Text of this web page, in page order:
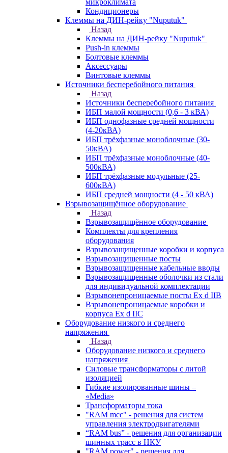
микроклимата
Кондиционеры
Клеммы на ДИН-рейку "Nuputuk"
Назад
Клеммы на ДИН-рейку "Nuputuk"
Push-in клеммы
Болтовые клеммы
Аксессуары
Винтовые клеммы
Источники бесперебойного питания
Назад
Источники бесперебойного питания
ИБП малой мощности (0,6 - 3 кВА)
ИБП однофазные средней мощности
(4-20кВА)
ИБП трёхфазные моноблочные (30-
50кВА)
ИБП трёхфазные моноблочные (40-
500кВА)
ИБП трёхфазные модульные (25-
600кВА)
ИБП средней мощности (4 - 50 кВА)
Взрывозащищённое оборудование
Назад
Взрывозащищённое оборудование
Комплекты для крепления
оборудования
Взрывозащищенные коробки и корпуса
Взрывозащищенные посты
Взрывозащищенные кабельные вводы
Взрывозащищенные оболочки из стали
для индивидуальной комплектации
Взрывонепроницаемые посты Ex d IIB
Взрывонепроницаемые коробки и
корпуса Ex d IIС
Оборудование низкого и среднего
напряжения
Назад
Оборудование низкого и среднего
напряжения
Силовые трансформаторы с литой
изоляцией
Гибкие изолированные шины –
«Media»
Трансформаторы тока
"RAM mcc" - решения для систем
управления электродвигателями
“RAM bus” - решения для организации
шинных трасс в НКУ
"RAM power" - решения для